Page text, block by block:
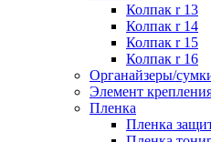
Колпак r 13
Колпак r 14
Колпак r 15
Колпак r 16
Органайзеры/
Элемент
Пленка
Пленка